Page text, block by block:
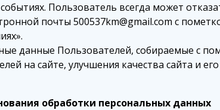
Пользователь всегда может
почты 500537km@gmail.com с
данные Пользователей, собираемые с
на сайте, улучшения качества сайта и
обработки персональных данных